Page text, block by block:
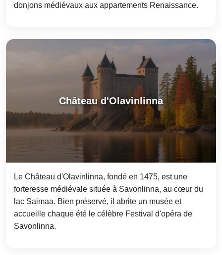
donjons médiévaux aux appartements Renaissance.
Château d'Olavinlinna
Le Château d'Olavinlinna, fondé en 1475, est une
forteresse médiévale située à Savonlinna, au cœur du
lac Saimaa. Bien préservé, il abrite un musée et
accueille chaque été le célèbre Festival d'opéra de
Savonlinna.